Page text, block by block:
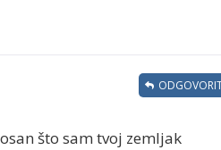
što sam tvoj zemljak